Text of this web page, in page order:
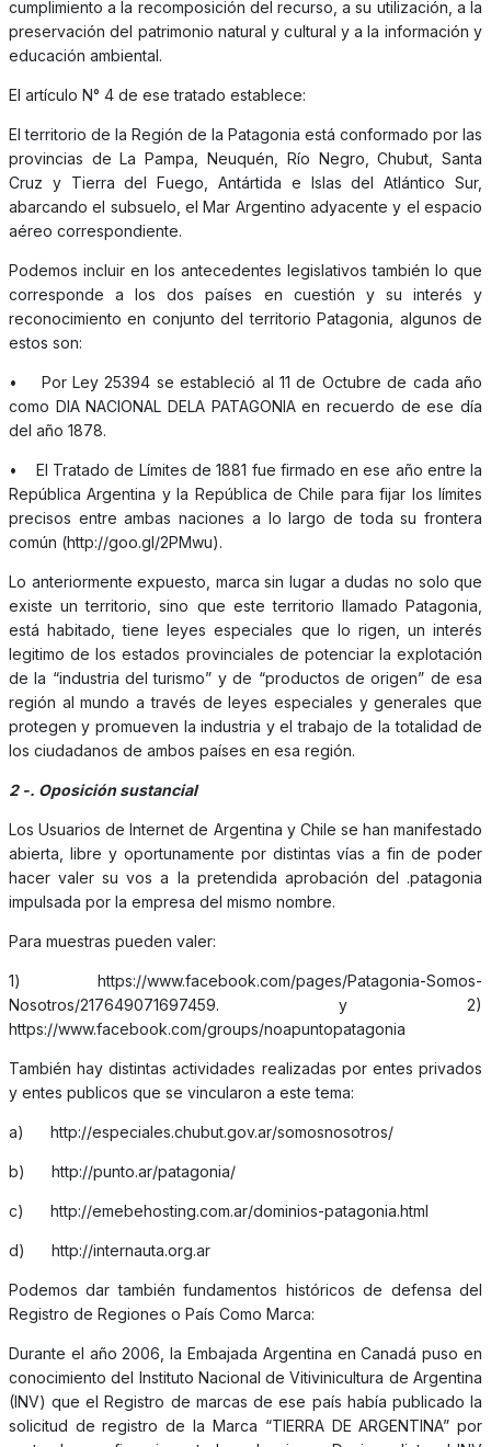
cumplimiento a la recomposición del recurso, a su utilización, a la
preservación del patrimonio natural y cultural y a la información y
educación ambiental.
El artículo N° 4 de ese tratado establece:
El territorio de la Región de la Patagonia está conformado por las
provincias de La Pampa, Neuquén, Río Negro, Chubut, Santa
Cruz y Tierra del Fuego, Antártida e Islas del Atlántico Sur,
abarcando el subsuelo, el Mar Argentino adyacente y el espacio
aéreo correspondiente.
Podemos incluir en los antecedentes legislativos también lo que
corresponde a los dos países en cuestión y su interés y
reconocimiento en conjunto del territorio Patagonia, algunos de
estos son:
• Por Ley 25394 se estableció al 11 de Octubre de cada año
como DIA NACIONAL DELA PATAGONIA en recuerdo de ese día
del año 1878.
• El Tratado de Límites de 1881 fue firmado en ese año entre la
República Argentina y la República de Chile para fijar los límites
precisos entre ambas naciones a lo largo de toda su frontera
común (http://goo.gl/2PMwu).
Lo anteriormente expuesto, marca sin lugar a dudas no solo que
existe un territorio, sino que este territorio llamado Patagonia,
está habitado, tiene leyes especiales que lo rigen, un interés
legitimo de los estados provinciales de potenciar la explotación
de la “industria del turismo” y de “productos de origen” de esa
región al mundo a través de leyes especiales y generales que
protegen y promueven la industria y el trabajo de la totalidad de
los ciudadanos de ambos países en esa región.
2 -. Oposición sustancial
Los Usuarios de Internet de Argentina y Chile se han manifestado
abierta, libre y oportunamente por distintas vías a fin de poder
hacer valer su vos a la pretendida aprobación del .patagonia
impulsada por la empresa del mismo nombre.
Para muestras pueden valer:
1) https://www.facebook.com/pages/Patagonia-Somos-
Nosotros/217649071697459. y 2)
https://www.facebook.com/groups/noapuntopatagonia
También hay distintas actividades realizadas por entes privados
y entes publicos que se vincularon a este tema:
a) http://especiales.chubut.gov.ar/somosnosotros/
b) http://punto.ar/patagonia/
c) http://emebehosting.com.ar/dominios-patagonia.html
d) http://internauta.org.ar
Podemos dar también fundamentos históricos de defensa del
Registro de Regiones o País Como Marca:
Durante el año 2006, la Embajada Argentina en Canadá puso en
conocimiento del Instituto Nacional de Vitivinicultura de Argentina
(INV) que el Registro de marcas de ese país había publicado la
solicitud de registro de la Marca “TIERRA DE ARGENTINA” por